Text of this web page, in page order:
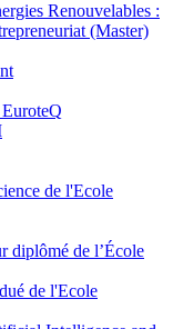
Renouvelables :
(Master)
de l'Ecole
diplômé de l’École
de l'Ecole